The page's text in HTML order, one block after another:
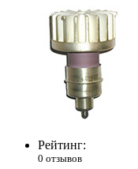
Рейтинг:
0 отзывов